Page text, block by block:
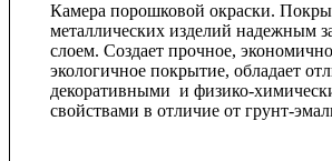
Камера порошковой окраски.
металлических изделий надежным
слоем. Создает прочное,
экологичное покрытие, обладает
декоративными и физико-
свойствами в отличие от грунт-